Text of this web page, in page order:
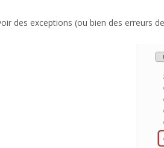
des exceptions (ou bien des erreurs